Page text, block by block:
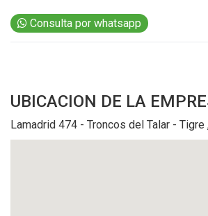
CONTÁCTENOS
TÉRMINOS
Y
Consulta por whatsapp
UBICACION DE LA
Lamadrid 474 - Troncos del Talar - Tigre